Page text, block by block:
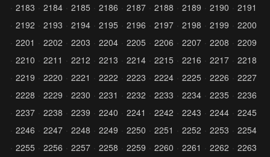
2183
2184 2185 2186 2187 2188 2189 2190
2191
2192
2193 2194 2195 2196 2197 2198 2199
2200
2201
2202 2203 2204 2205 2206 2207 2208
2209
2210
2211 2212 2213 2214 2215 2216 2217
2218
2219
2220 2221 2222 2223 2224 2225 2226
2227
2228
2229 2230 2231 2232 2233 2234 2235
2236
2237
2238 2239 2240 2241 2242 2243 2244
2245
2246
2247 2248 2249 2250 2251 2252 2253
2254
2255
2256 2257 2258 2259 2260 2261 2262
2263